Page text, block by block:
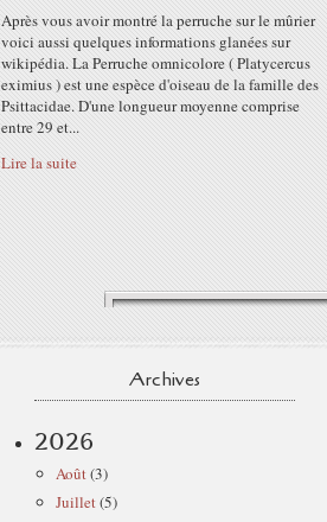
Après vous avoir montré la perruche sur le mûrier
voici aussi quelques informations glanées sur
wikipédia. La Perruche omnicolore ( Platycercus
eximius ) est une espèce d'oiseau de la famille des
Psittacidae. D'une longueur moyenne comprise
entre 29 et...
Lire la suite
Archives
2026
Août(3)
Juillet(5)